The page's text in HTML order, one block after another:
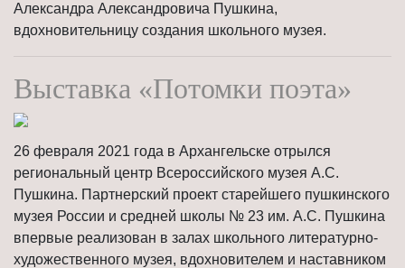
Александра Александровича Пушкина,
вдохновительницу создания школьного музея.
Выставка «Потомки поэта»
26 февраля 2021 года в Архангельске отрылся
региональный центр Всероссийского музея А.С.
Пушкина. Партнерский проект старейшего пушкинского
музея России и средней школы № 23 им. А.С. Пушкина
впервые реализован в залах школьного литературно-
художественного музея, вдохновителем и наставником